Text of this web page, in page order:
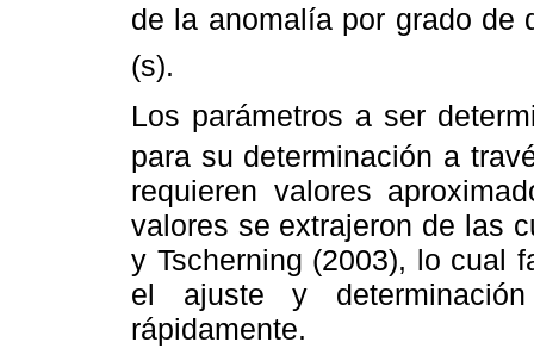
de la anomalía por grado de
(s).
Los parámetros a ser
para su determinación a
requieren valores
valores se extrajeron de las
y Tscherning (2003), lo cual
el ajuste y
rápidamente.